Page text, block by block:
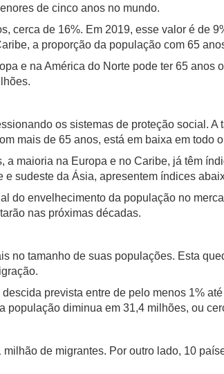
de cinco anos no mundo.
cerca de 16%. Em 2019, esse valor é de
a proporção da população com 65
e na América do Norte pode ter 65 anos
os sistemas de proteção social.
mais de 65 anos, está em baixa em todo
maioria na Europa e no Caribe, já têm
sudeste da Ásia, apresentem índices
do envelhecimento da população no
nas próximas décadas.
no tamanho de suas populações. Esta
prevista entre de pelo menos 1%
população diminua em 31,4 milhões, ou
de migrantes. Por outro lado, 10